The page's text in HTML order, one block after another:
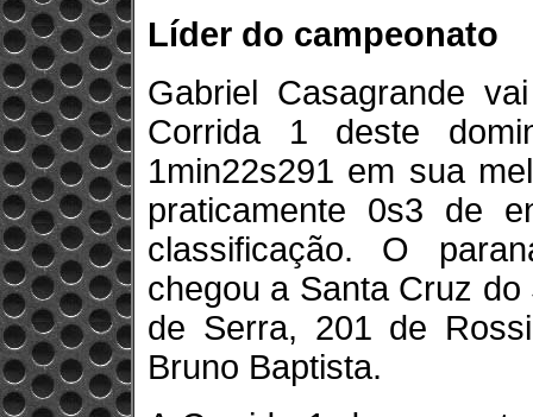
Líder do campeonato
Gabriel Casagrande
Corrida 1 deste
1min22s291 em sua
praticamente 0s3 de
classificação. O
chegou a Santa Cruz
de Serra, 201 de
Bruno Baptista.